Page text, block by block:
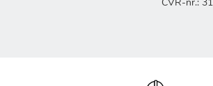
CVR-nr.: